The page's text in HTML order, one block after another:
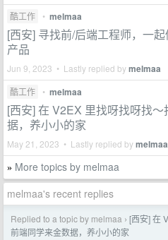
酷工作
• melmaa
[西安] 寻找前/后端工程师，一
产品
Jun 9, 2023 • Lastly replied bymelmaa
酷工作 • melmaa
[西安] 在 V2EX 里找呀找呀找
据，养小小的家
May 21, 2023 • Lastly replied bymelmaa
» More topics by melmaa
melmaa's recent replies
Replied to a topic by melmaa › [西安] 在
前端同学来金数据，养小小的家